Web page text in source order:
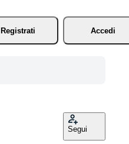
Registrati
Accedi
Segui